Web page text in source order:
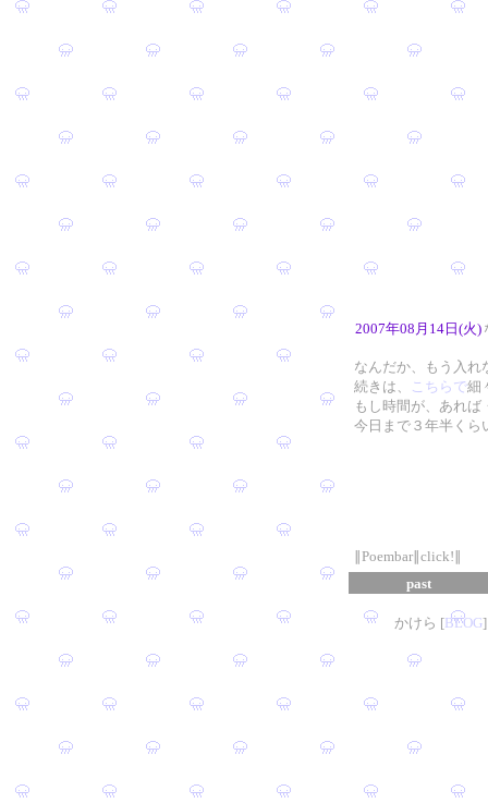
2007年08月14日(火)
なんだか、もう入れ
続きは、
こちらで細
もし時間が、あれ
今日まで３年半くら
∥Poembar∥click!∥
past
かけら [BLOG